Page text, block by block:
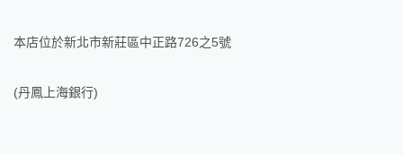
本店位於新北市新莊區中正路726之5號
(丹鳳上海銀行)